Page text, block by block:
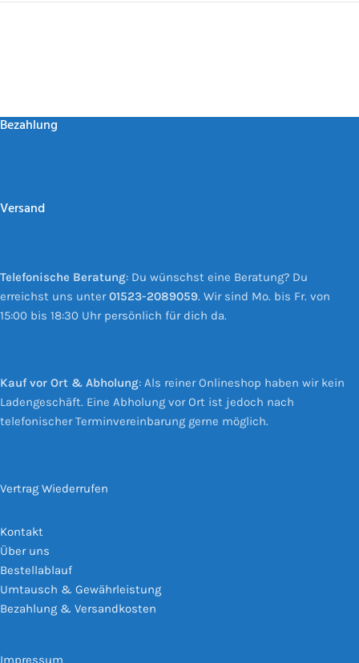
Bezahlung
Versand
Telefonische Beratung: Du wünschst eine Beratung? Du
erreichst uns unter01523-2089059. Wir sind Mo. bis Fr. von
15:00 bis 18:30 Uhr persönlich für dich da.
Kauf vor Ort & Abholung: Als reiner Onlineshop haben wir kein
Ladengeschäft. Eine Abholung vor Ort ist jedoch nach
telefonischer Terminvereinbarung gerne möglich.
Vertrag Wiederrufen
Kontakt
Über uns
Bestellablauf
Umtausch & Gewährleistung
Bezahlung & Versandkosten
Impressum